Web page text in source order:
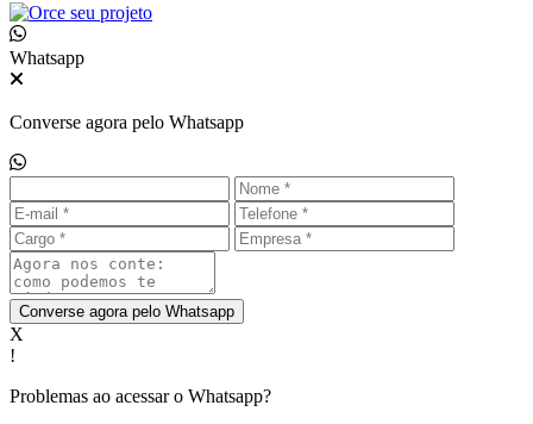
Whatsapp
Converse agora pelo Whatsapp
Converse agora pelo Whatsapp
X
!
Problemas ao acessar o Whatsapp?